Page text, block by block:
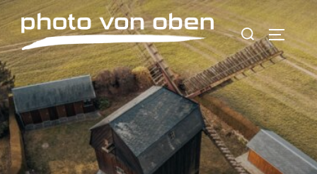
Zum
Inhalt
springen
Suchen
nach: